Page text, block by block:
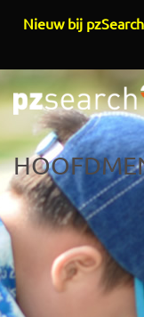
Overslaan en
Nieuw bij